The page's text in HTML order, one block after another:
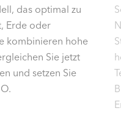
das optimal zu
Erde oder
kombinieren hohe
Sie jetzt
und setzen Sie